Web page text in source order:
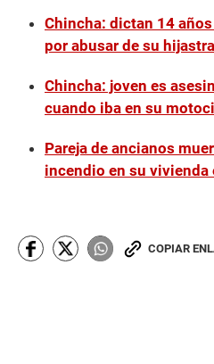
Chincha: dictan 14
por abusar de su hijastra
Chincha: joven es
cuando iba en su
Pareja de ancianos
incendio en su vivienda
COPIAR